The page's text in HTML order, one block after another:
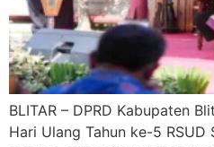
BLITAR – DPRD Kabupaten
Hari Ulang Tahun ke-5